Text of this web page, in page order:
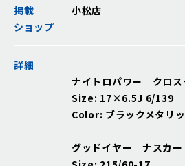
掲載
ショップ
小松店
詳細
ナイトロパワー クロス
Size: 17×6.5J 6/139
Color: ブラックメタリ
グッドイヤー ナスカー